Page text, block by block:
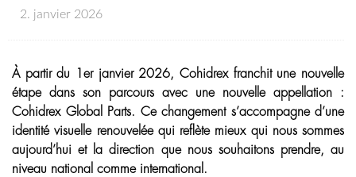
2. janvier 2026
À partir du 1er janvier 2026, Cohidrex franchit une nouvelle
étape dans son parcours avec une nouvelle appellation :
Cohidrex Global Parts. Ce changement s’accompagne d’une
identité visuelle renouvelée qui reflète mieux qui nous sommes
aujourd’hui et la direction que nous souhaitons prendre, au
niveau national comme international.